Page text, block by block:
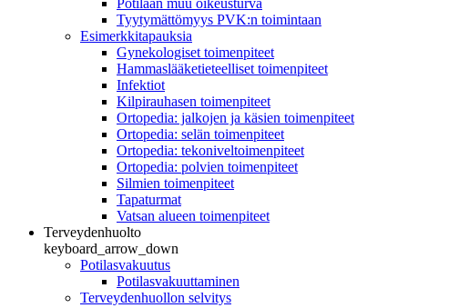
Potilaan muu oikeusturva
Tyytymättömyys PVK:n toimintaan
Esimerkkitapauksia
Gynekologiset toimenpiteet
Hammaslääketieteelliset toimenpiteet
Infektiot
Kilpirauhasen toimenpiteet
Ortopedia: jalkojen ja käsien toimenpiteet
Ortopedia: selän toimenpiteet
Ortopedia: tekoniveltoimenpiteet
Ortopedia: polvien toimenpiteet
Silmien toimenpiteet
Tapaturmat
Vatsan alueen toimenpiteet
Terveydenhuolto
keyboard_arrow_down
Potilasvakuutus
Potilasvakuuttaminen
Terveydenhuollon selvitys